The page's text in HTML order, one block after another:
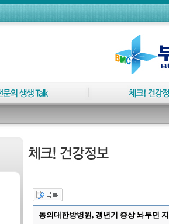
동의대한방병원, 갱년기 증상 놔두면